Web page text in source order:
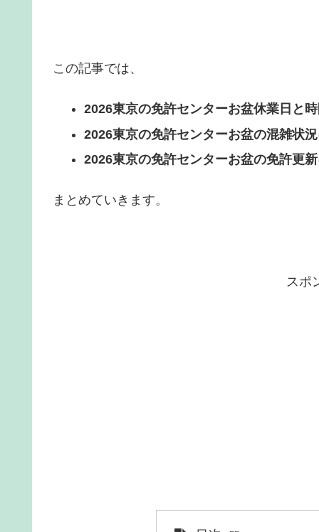
この記事では、
2026東京の免許センターお盆休業日と
2026東京の免許センターお盆の混雑状
2026東京の免許センターお盆の免許更
まとめていきます。
スポ